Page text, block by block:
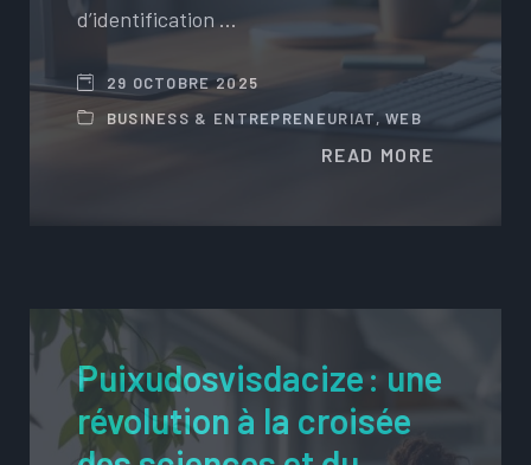
d’identification …
29 OCTOBRE 2025
BUSINESS & ENTREPRENEURIAT,WEB
READ MORE
Puixudosvisdacize : une
révolution à la croisée